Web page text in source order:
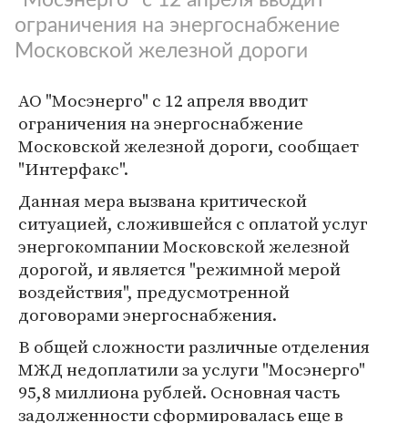
ограничения на энергоснабжение
Московской железной дороги
АО "Мосэнерго" с 12 апреля вводит
ограничения на энергоснабжение
Московской железной дороги, сообщает
"Интерфакс".
Данная мера вызвана критической
ситуацией, сложившейся с оплатой услуг
энергокомпании Московской железной
дорогой, и является "режимной мерой
воздействия", предусмотренной
договорами энергоснабжения.
В общей сложности различные отделения
МЖД недоплатили за услуги "Мосэнерго"
95,8 миллиона рублей. Основная часть
задолженности сформировалась еще в